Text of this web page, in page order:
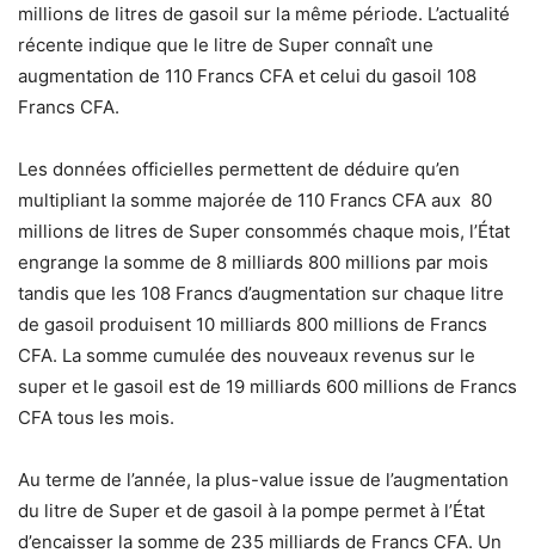
millions de litres de gasoil sur la même période. L’actualité
récente indique que le litre de Super connaît une
augmentation de 110 Francs CFA et celui du gasoil 108
Francs CFA.
Les données officielles permettent de déduire qu’en
multipliant la somme majorée de 110 Francs CFA aux 80
millions de litres de Super consommés chaque mois, l’État
engrange la somme de 8 milliards 800 millions par mois
tandis que les 108 Francs d’augmentation sur chaque litre
de gasoil produisent 10 milliards 800 millions de Francs
CFA. La somme cumulée des nouveaux revenus sur le
super et le gasoil est de 19 milliards 600 millions de Francs
CFA tous les mois.
Au terme de l’année, la plus-value issue de l’augmentation
du litre de Super et de gasoil à la pompe permet à l’État
d’encaisser la somme de 235 milliards de Francs CFA. Un